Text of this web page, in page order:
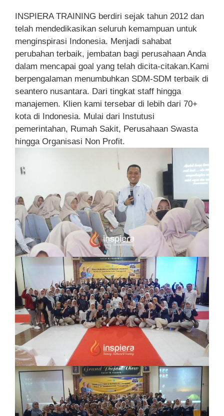
INSPIERA TRAINING berdiri sejak tahun 2012 dan
telah mendedikasikan seluruh kemampuan untuk
menginspirasi Indonesia. Menjadi sahabat
perubahan terbaik, jembatan bagi perusahaan Anda
dalam mencapai goal yang telah dicita-citakan.Kami
berpengalaman menumbuhkan SDM-SDM terbaik di
seantero nusantara. Dari tingkat staff hingga
manajemen. Klien kami tersebar di lebih dari 70+
kota di Indonesia. Mulai dari Instutusi
pemerintahan, Rumah Sakit, Perusahaan Swasta
hingga Organisasi Non Profit.